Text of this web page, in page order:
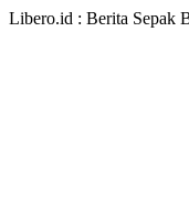
Libero.id : Berita Sepak